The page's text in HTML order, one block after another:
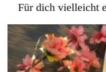
Für dich vielleicht